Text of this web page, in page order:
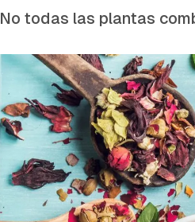
No todas las plantas